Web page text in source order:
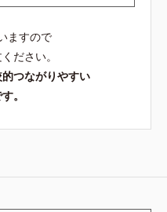
ますので
ださい。
つながりやすい
。